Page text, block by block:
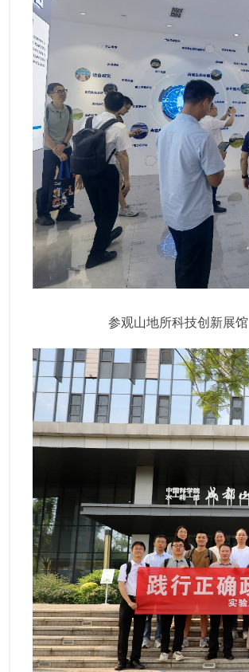
参观山地所科技创新展馆